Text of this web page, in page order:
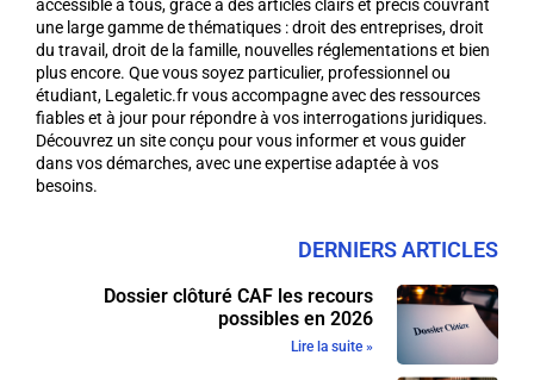
accessible à tous, grâce à des articles clairs et précis couvrant
une large gamme de thématiques : droit des entreprises, droit
du travail, droit de la famille, nouvelles réglementations et bien
plus encore. Que vous soyez particulier, professionnel ou
étudiant, Legaletic.fr vous accompagne avec des ressources
fiables et à jour pour répondre à vos interrogations juridiques.
Découvrez un site conçu pour vous informer et vous guider
dans vos démarches, avec une expertise adaptée à vos
besoins.
DERNIERS ARTICLES
Dossier clôturé CAF les recours
possibles en 2026
Lire la suite »